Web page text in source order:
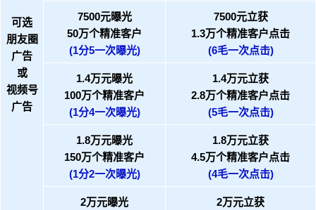
可选
朋友圈
广告
或
视频号
广告
7500元曝光
50万个精准客户
(1分5一次曝光)
7500元立获
1.3万个精准客户点击
(6毛一次点击)
1.4万元曝光
100万个精准客户
(1分4一次曝光)
1.4万元立获
2.8万个精准客户点击
(5毛一次点击)
1.8万元曝光
150万个精准客户
(1分2一次曝光)
1.8万元立获
4.5万个精准客户点击
(4毛一次点击)
2万元曝光 2万元立获